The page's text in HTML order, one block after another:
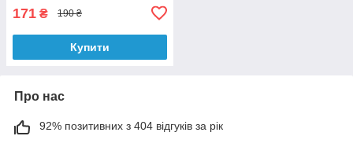
171 ₴ 190 ₴
Купити
Про нас
92% позитивних з 404 відгуків за рік